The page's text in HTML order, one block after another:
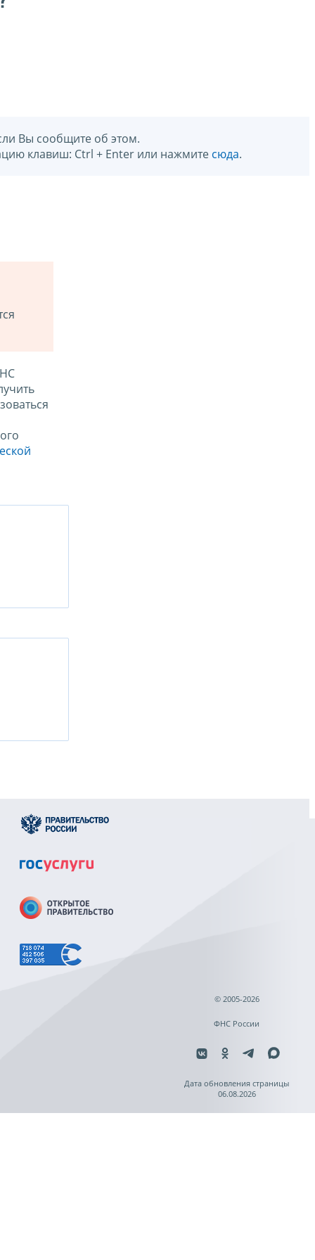
Вы сообщите об этом.
клавиш: Ctrl + Enter или нажмите сюда.
© 2005-2026
ФНС России
Дата обновления страницы
06.08.2026